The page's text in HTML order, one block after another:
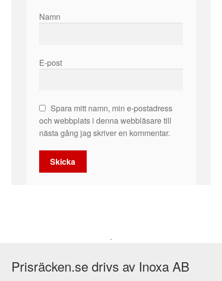
Namn
E-post
Spara mitt namn, min e-postadress
och webbplats i denna webbläsare till
nästa gång jag skriver en kommentar.
.
Prisräcken.se drivs av Inoxa AB